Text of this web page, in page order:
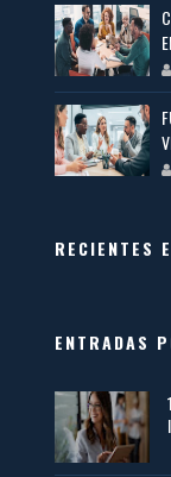
RECIENTES
ENTRADAS